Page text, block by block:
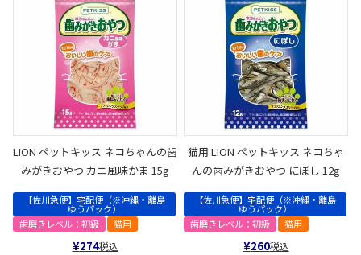
LION ペットキッス ネコちゃんの歯
みがきおやつ カニ風味かま 15g
【佐川急便】宅配便（※沖縄・離島
ゆうパック）
歯磨きレベル：初級
猫用
¥274税込
猫用 LION ペットキッス ネコちゃ
んの歯みがきおやつ にぼし 12g
【佐川急便】宅配便（※沖縄・離島
ゆうパック）
歯磨きレベル：初級
猫用
¥260税込